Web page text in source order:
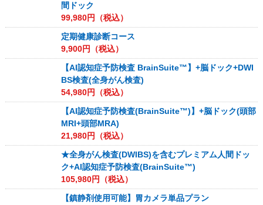
間ドック
99,980円（税込）
定期健康診断コース
9,900円（税込）
【AI認知症予防検査 BrainSuite™】+脳ドック+DWI
BS検査(全身がん検査)
54,980円（税込）
【AI認知症予防検査(BrainSuite™)】+脳ドック(頭部
MRI+頭部MRA)
21,980円（税込）
★全身がん検査(DWIBS)を含むプレミアム人間ドッ
ク+AI認知症予防検査(BrainSuite™)
105,980円（税込）
【鎮静剤使用可能】胃カメラ単品プラン